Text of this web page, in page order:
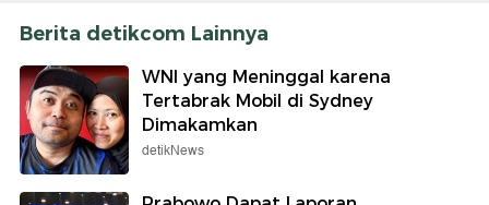
Berita detikcom Lainnya
WNI yang Meninggal karena
Tertabrak Mobil di Sydney
Dimakamkan
detikNews